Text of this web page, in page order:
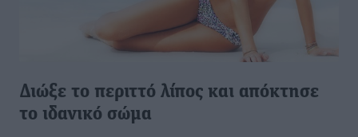
Διώξε το περιττό λίπος και απόκτησε
το ιδανικό σώμα